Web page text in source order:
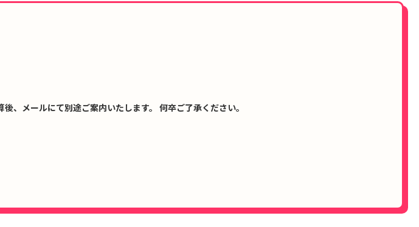
、メールにて別途ご案内いたします。 何卒ご了承ください。